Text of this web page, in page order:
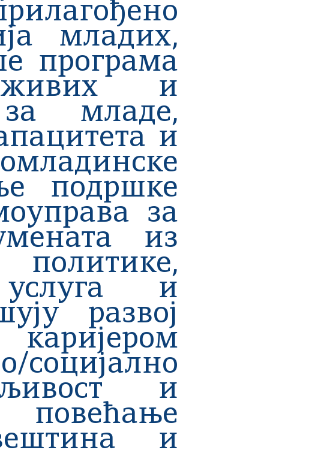
младих,
програма
и
младе,
и
подршке
за
из
и
развој
и
повећање
и